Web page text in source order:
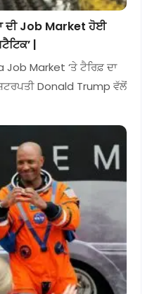
ਦੀ Job Market ਹੋਈ
|
Market ‘ਤੇ ਟੈਰਿਫ਼ ਦਾ
Donald Trump ਵੱਲੋਂ